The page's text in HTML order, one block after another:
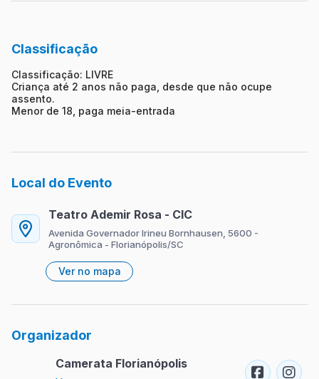
Classificação
Classificação: LIVRE
Criança até 2 anos não paga, desde que não ocupe
assento.
Menor de 18, paga meia-entrada
Local do Evento
Teatro Ademir Rosa - CIC
Avenida Governador Irineu Bornhausen, 5600 -
Agronômica - Florianópolis/SC
Ver no mapa
Organizador
Camerata Florianópolis